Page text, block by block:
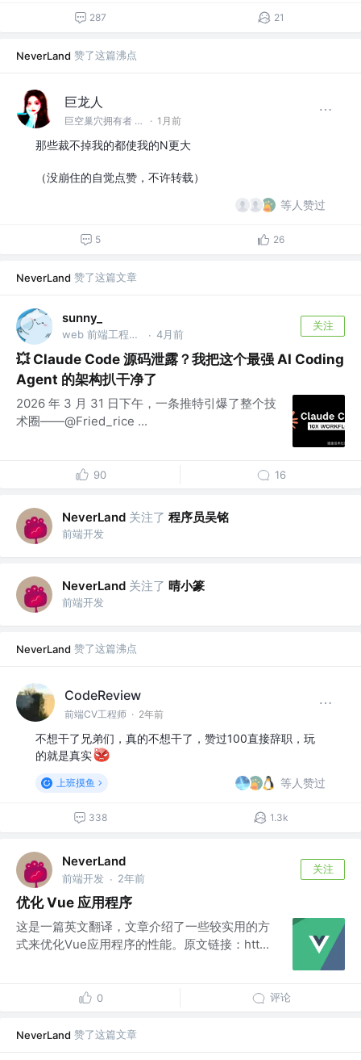
287 21
NeverLand 赞了这篇沸点
巨龙人
巨空巢穴拥有者 @巨龙巢穴 · 1月前
那些裁不掉我的都使我的N更大
（没崩住的自觉点赞，不许转载）
等人赞过
5 26
NeverLand 赞了这篇文章
sunny_
web 前端工程师 @百度、字节跳动、滴滴 · 4月前
关注
💥 Claude Code 源码泄露？我把这个最强 AI Coding
Agent 的架构扒干净了
2026 年 3 月 31 日下午，一条推特引爆了整个技
术圈——@Fried_rice ...
90 16
NeverLand 关注了 程序员吴铭
前端开发
NeverLand 关注了 晴小篆
前端开发
NeverLand 赞了这篇沸点
CodeReview
前端CV工程师 · 2年前
不想干了兄弟们，真的不想干了，赞过100直接辞职，玩
的就是真实
上班摸鱼 等人赞过
338 1.3k
NeverLand
前端开发 · 2年前
关注
优化 Vue 应用程序
这是一篇英文翻译，文章介绍了一些较实用的方
式来优化Vue应用程序的性能。原文链接：htt...
0 评论
NeverLand 赞了这篇文章